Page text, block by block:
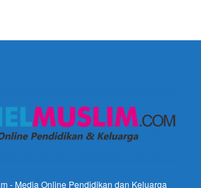
- Media Online Pendidikan dan Keluarga